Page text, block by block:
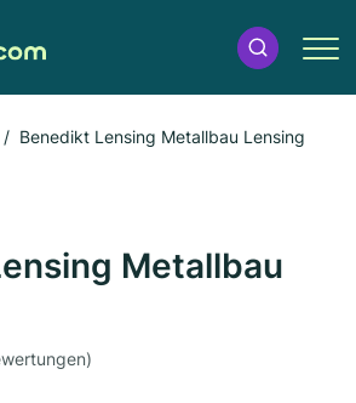
Benedikt Lensing Metallbau Lensing
Metallbau